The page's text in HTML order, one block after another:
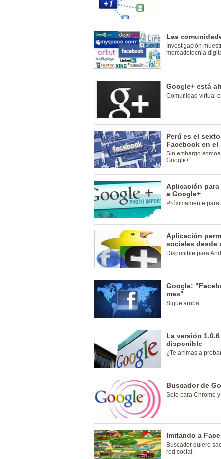
Las
Investigación
mercadotecnia
Google+ está
Comunidad virtual
Perú es el
Facebook en el
Sin embargo
Google+
Aplicación
a Google+
Próximamente para
Aplicación
sociales desde
Disponible para
Google:
mes"
Sigue arriba.
La versión
disponible
¿Te animas a
Buscador de
Solo para Chrome y
Imitando a
Buscador quiere
red social.